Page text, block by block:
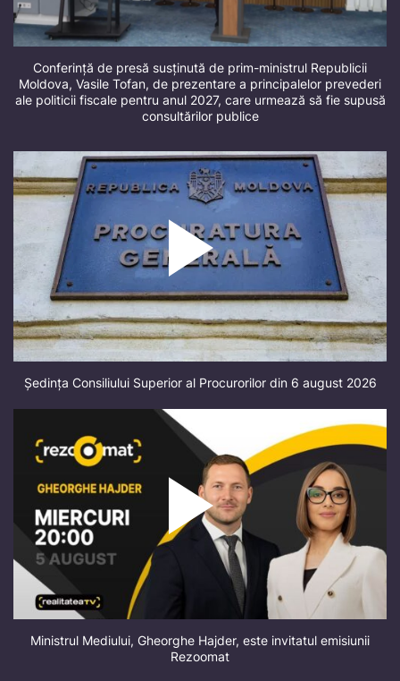
Conferință de presă susținută de prim-ministrul Republicii
Moldova, Vasile Tofan, de prezentare a principalelor prevederi
ale politicii fiscale pentru anul 2027, care urmează să fie supusă
consultărilor publice
Ședința Consiliului Superior al Procurorilor din 6 august 2026
Ministrul Mediului, Gheorghe Hajder, este invitatul emisiunii
Rezoomat